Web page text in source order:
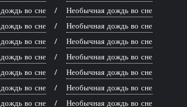
во сне
Необычная дождь во сне
во сне
Необычная дождь во сне
во сне
Необычная дождь во сне
во сне
Необычная дождь во сне
во сне
Необычная дождь во сне
во сне
Необычная дождь во сне
во сне
Необычная дождь во сне